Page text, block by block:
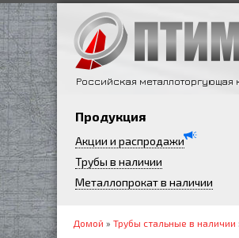
Российская металлоторгующая
Продукция
Акции и распродажи
Трубы в наличии
Металлопрокат в наличии
Домой » Трубы стальные в наличии